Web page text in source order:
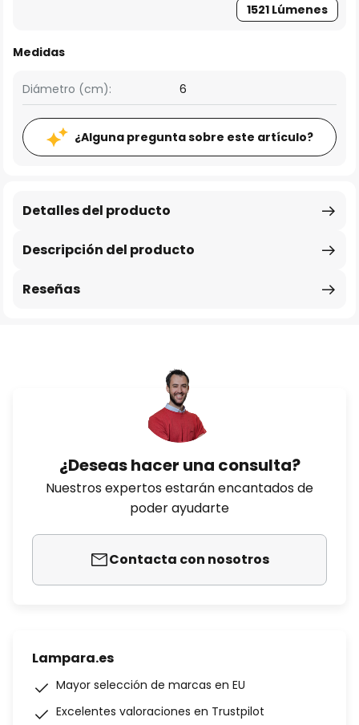
1521 Lúmenes
Medidas
Diámetro (cm): 6
¿Alguna pregunta sobre este artículo?
Descripción del producto
Detalles del producto
Reseñas
¿Deseas hacer una consulta?
Nuestros expertos estarán encantados de
poder ayudarte
Contacta con nosotros
Lampara.es
Mayor selección de marcas en EU
Excelentes valoraciones en Trustpilot